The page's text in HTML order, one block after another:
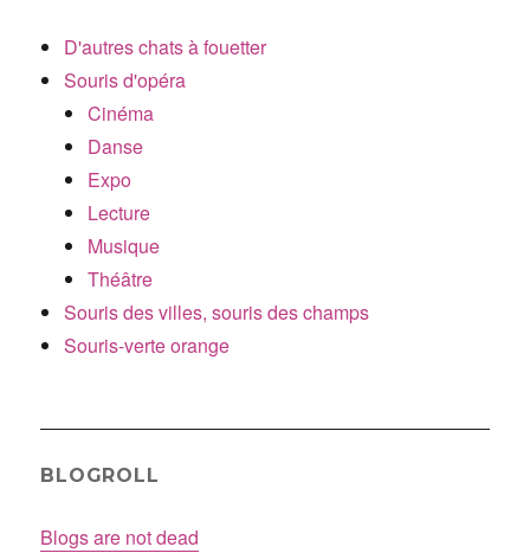
D'autres chats à fouetter
Souris d'opéra
Cinéma
Danse
Expo
Lecture
Musique
Théâtre
Souris des villes, souris des champs
Souris-verte orange
BLOGROLL
Blogs are not dead